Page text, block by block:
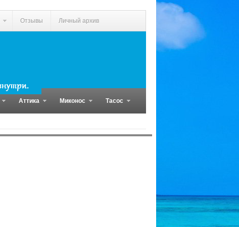
Отзывы Личный архив
Аттика Миконос Тасос